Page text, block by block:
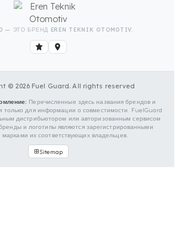
СРЕДСТВ, С КОТОРЫМИ МЫ
МЫ РАБОТАЕМ